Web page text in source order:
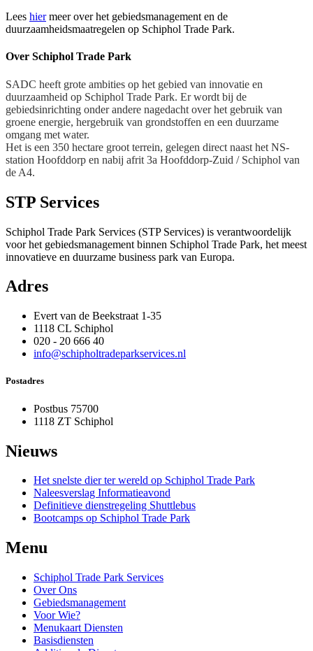
Lees hiermeer over het gebiedsmanagement en de
duurzaamheidsmaatregelen op Schiphol Trade Park.
Over Schiphol Trade Park
SADC heeft grote ambities op het gebied van innovatie en
duurzaamheid op Schiphol Trade Park. Er wordt bij de
gebiedsinrichting onder andere nagedacht over het gebruik van
groene energie, hergebruik van grondstoffen en een duurzame
omgang met water.
Het is een 350 hectare groot terrein, gelegen direct naast het NS-
station Hoofddorp en nabij afrit 3a Hoofddorp-Zuid / Schiphol van
de A4.
STP Services
Schiphol Trade Park Services (STP Services) is verantwoordelijk
voor het gebiedsmanagement binnen Schiphol Trade Park, het meest
innovatieve en duurzame business park van Europa.
Adres
Evert van de Beekstraat 1-35
1118 CL Schiphol
020 - 20 666 40
info@schipholtradeparkservices.nl
Postadres
Postbus 75700
1118 ZT Schiphol
Nieuws
Het snelste dier ter wereld op Schiphol Trade Park
Naleesverslag Informatieavond
Definitieve dienstregeling Shuttlebus
Bootcamps op Schiphol Trade Park
Menu
Schiphol Trade Park Services
Over Ons
Gebiedsmanagement
Voor Wie?
Menukaart Diensten
Basisdiensten